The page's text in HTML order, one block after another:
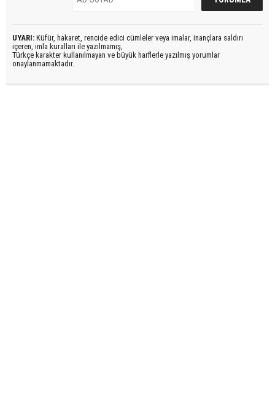
UYARI: Küfür, hakaret, rencide edici cümleler veya imalar, inançlara saldırı
içeren, imla kuralları ile yazılmamış,
Türkçe karakter kullanılmayan ve büyük harflerle yazılmış yorumlar
onaylanmamaktadır.